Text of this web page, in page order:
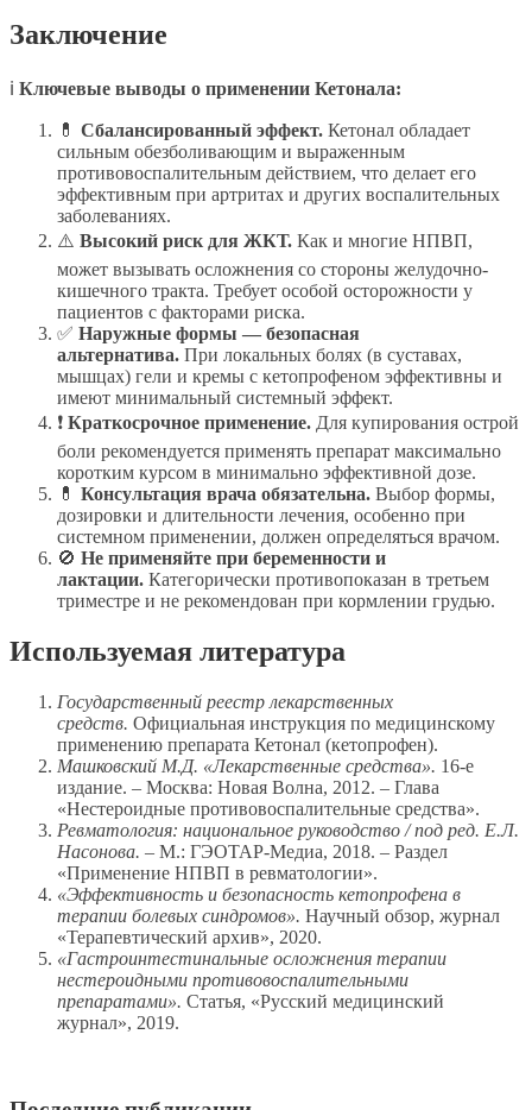
Заключение
ℹ️ Ключевые выводы о применении Кетонала:
💊 Сбалансированный эффект. Кетонал обладает
сильным обезболивающим и выраженным
противовоспалительным действием, что делает его
эффективным при артритах и других воспалительных
заболеваниях.
⚠️ Высокий риск для ЖКТ. Как и многие НПВП,
может вызывать осложнения со стороны желудочно-
кишечного тракта. Требует особой осторожности у
пациентов с факторами риска.
✅ Наружные формы — безопасная
альтернатива. При локальных болях (в суставах,
мышцах) гели и кремы с кетопрофеном эффективны и
имеют минимальный системный эффект.
❗ Краткосрочное применение. Для купирования острой
боли рекомендуется применять препарат максимально
коротким курсом в минимально эффективной дозе.
💊 Консультация врача обязательна. Выбор формы,
дозировки и длительности лечения, особенно при
системном применении, должен определяться врачом.
🚫 Не применяйте при беременности и
лактации. Категорически противопоказан в третьем
триместре и не рекомендован при кормлении грудью.
Используемая литература
Государственный реестр лекарственных
средств. Официальная инструкция по медицинскому
применению препарата Кетонал (кетопрофен).
Машковский М.Д. «Лекарственные средства». 16-е
издание. – Москва: Новая Волна, 2012. – Глава
«Нестероидные противовоспалительные средства».
Ревматология: национальное руководство / под ред. Е.Л.
Насонова. – М.: ГЭОТАР-Медиа, 2018. – Раздел
«Применение НПВП в ревматологии».
«Эффективность и безопасность кетопрофена в
терапии болевых синдромов». Научный обзор, журнал
«Терапевтический архив», 2020.
«Гастроинтестинальные осложнения терапии
нестероидными противовоспалительными
препаратами». Статья, «Русский медицинский
журнал», 2019.